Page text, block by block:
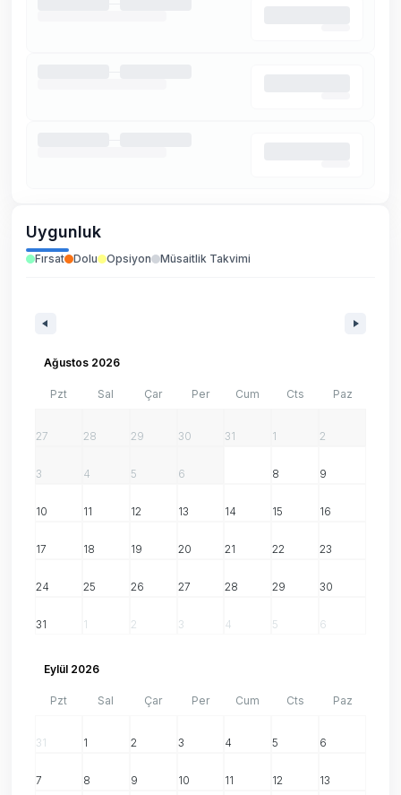
Uygunluk
Fırsat Dolu Opsiyon Müsaitlik Takvimi
Ağustos 2026
Pzt Sal Çar Per Cum Cts Paz
27 28 29 30 31 1 2
3 4 5 6 8 9
10 11 12 13 14 15 16
17 18 19 20 21 22 23
24 25 26 27 28 29 30
31 1 2 3 4 5 6
Eylül 2026
Pzt Sal Çar Per Cum Cts Paz
31 1 2 3 4 5 6
7 8 9 10 11 12 13